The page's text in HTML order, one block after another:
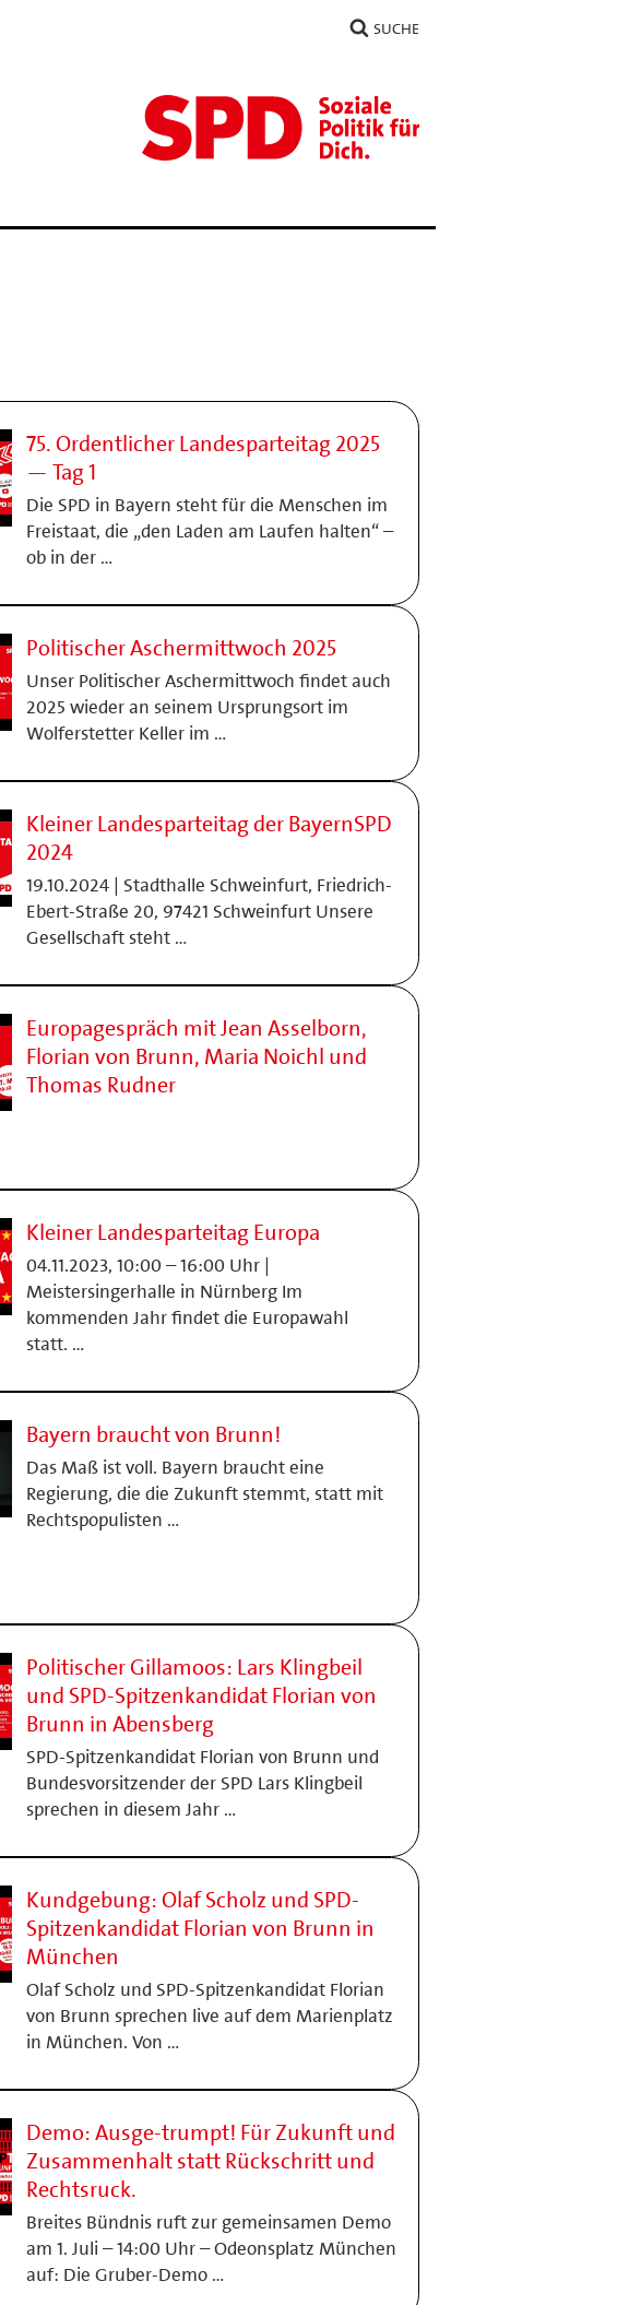
SUCHE
75. Ordentlicher Landesparteitag 2025
— Tag 1
Die SPD in Bayern steht für die Menschen im
Freistaat, die „den Laden am Laufen halten“ –
ob in der …
Politischer Aschermittwoch 2025
Unser Politischer Aschermittwoch findet auch
2025 wieder an seinem Ursprungsort im
Wolferstetter Keller im …
Kleiner Landesparteitag der BayernSPD
2024
19.10.2024 | Stadthalle Schweinfurt, Friedrich-
Ebert-Straße 20, 97421 Schweinfurt Unsere
Gesellschaft steht …
Europagespräch mit Jean Asselborn,
Florian von Brunn, Maria Noichl und
Thomas Rudner
Kleiner Landesparteitag Europa
04.11.2023, 10:00 – 16:00 Uhr |
Meistersingerhalle in Nürnberg Im
kommenden Jahr findet die Europawahl
statt. …
Bayern braucht von Brunn!
Das Maß ist voll. Bayern braucht eine
Regierung, die die Zukunft stemmt, statt mit
Rechtspopulisten …
Politischer Gillamoos: Lars Klingbeil
und SPD-Spitzenkandidat Florian von
Brunn in Abensberg
SPD-Spitzenkandidat Florian von Brunn und
Bundesvorsitzender der SPD Lars Klingbeil
sprechen in diesem Jahr …
Kundgebung: Olaf Scholz und SPD-
Spitzenkandidat Florian von Brunn in
München
Olaf Scholz und SPD-Spitzenkandidat Florian
von Brunn sprechen live auf dem Marienplatz
in München. Von …
Demo: Ausge-trumpt! Für Zukunft und
Zusammenhalt statt Rückschritt und
Rechtsruck.
Breites Bündnis ruft zur gemeinsamen Demo
am 1. Juli – 14:00 Uhr – Odeonsplatz München
auf: Die Gruber-Demo …